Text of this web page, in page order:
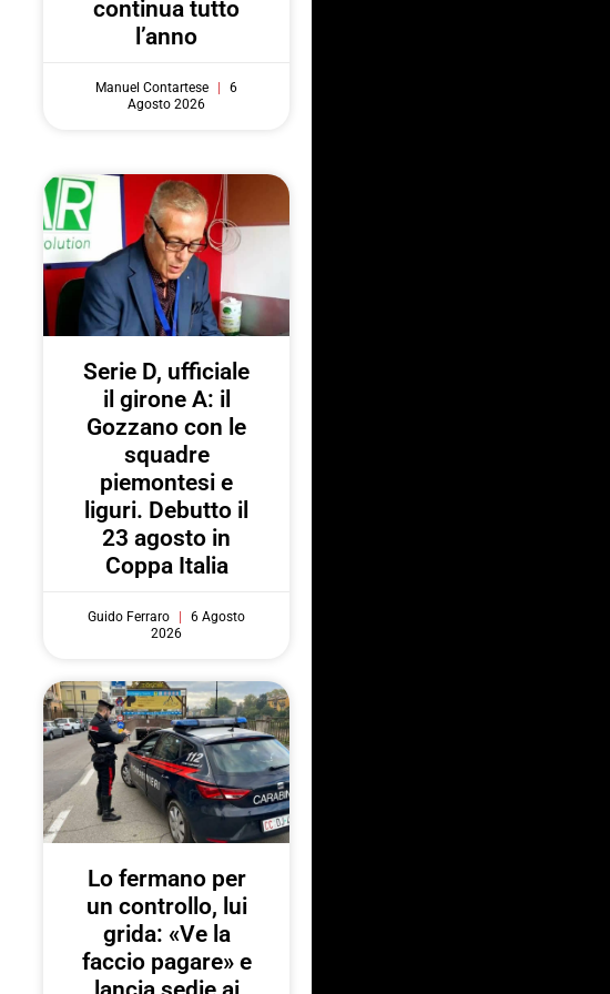
continua tutto
l’anno
Manuel Contartese
6
Agosto 2026
Serie D, ufficiale
il girone A: il
Gozzano con le
squadre
piemontesi e
liguri. Debutto il
23 agosto in
Coppa Italia
Guido Ferraro
6 Agosto
2026
Lo fermano per
un controllo, lui
grida: «Ve la
faccio pagare» e